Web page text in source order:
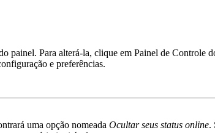
painel. Para alterá-la, clique em Painel de
e preferências.
uma opção nomeada Ocultar seus status online.